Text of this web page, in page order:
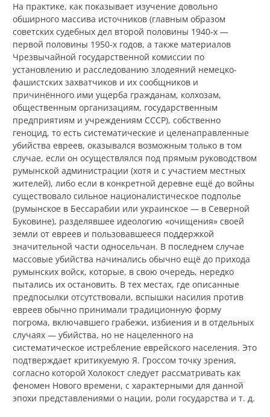
На практике, как показывает изучение довольно
обширного массива источников (главным образом
советских судебных дел второй половины 1940‑х —
первой половины 1950‑х годов, а также материалов
Чрезвычайной государственной комиссии по
установлению и расследованию злодеяний немецко-
фашистских захватчиков и их сообщников и
причинённого ими ущерба гражданам, колхозам,
общественным организациям, государственным
предприятиям и учреждениям СССР), собственно
геноцид, то есть систематические и целенаправленные
убийства евреев, оказывался возможным только в том
случае, если он осуществлялся под прямым руководством
румынской администрации (хотя и с участием местных
жителей), либо если в конкретной деревне ещё до войны
существовало сильное националистическое подполье
(румынское в Бессарабии или украинское — в Северной
Буковине), разделявшее идеологию «очищения» своей
земли от евреев и пользовавшееся поддержкой
значительной части односельчан. В последнем случае
массовые убийства начинались обычно ещё до прихода
румынских войск, которые, в свою очередь, нередко
пытались их остановить. В тех местах, где описанные
предпосылки отсутствовали, вспышки насилия против
евреев обычно принимали традиционную форму
погрома, включавшего грабежи, избиения и в отдельных
случаях — убийства, но не нацеленного на
систематическое истребление еврейского населения. Это
подтверждает критикуемую Я. Гроссом точку зрения,
согласно которой Холокост следует рассматривать как
феномен Нового времени, с характерными для данной
эпохи представлениями о нации, роли государства и т. д.